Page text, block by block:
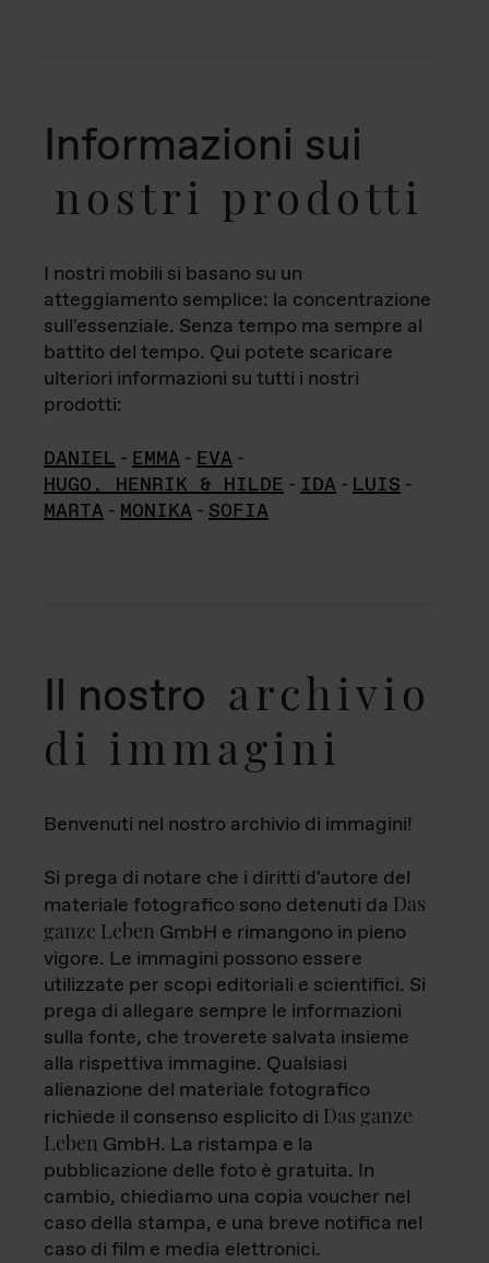
Informazioni sui
nostri prodotti
I nostri mobili si basano su un
atteggiamento semplice: la concentrazione
sull'essenziale. Senza tempo ma sempre al
battito del tempo. Qui potete scaricare
ulteriori informazioni su tutti i nostri
prodotti:
DANIEL - EMMA - EVA -
HUGO, HENRIK & HILDE - IDA - LUIS -
MARTA - MONIKA - SOFIA
Il nostro archivio
di immagini
Benvenuti nel nostro archivio di immagini!
Si prega di notare che i diritti d'autore del
materiale fotografico sono detenuti da Das
ganze Leben GmbH e rimangono in pieno
vigore. Le immagini possono essere
utilizzate per scopi editoriali e scientifici. Si
prega di allegare sempre le informazioni
sulla fonte, che troverete salvata insieme
alla rispettiva immagine. Qualsiasi
alienazione del materiale fotografico
richiede il consenso esplicito di Das ganze
Leben GmbH. La ristampa e la
pubblicazione delle foto è gratuita. In
cambio, chiediamo una copia voucher nel
caso della stampa, e una breve notifica nel
caso di film e media elettronici.